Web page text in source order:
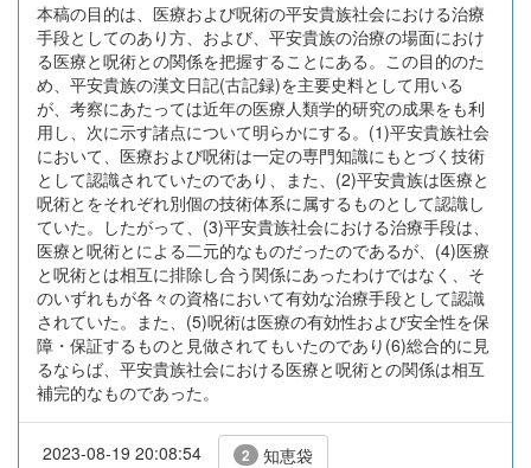
本稿の目的は、医療および呪術の平安貴族社会における治療
手段としてのあり方、および、平安貴族の治療の場面におけ
る医療と呪術との関係を把握することにある。この目的のた
め、平安貴族の漢文日記(古記録)を主要史料として用いる
が、考察にあたっては近年の医療人類学的研究の成果をも利
用し、次に示す諸点について明らかにする。(1)平安貴族社会
において、医療および呪術は一定の専門知識にもとづく技術
として認識されていたのであり、また、(2)平安貴族は医療と
呪術とをそれぞれ別個の技術体系に属するものとして認識し
ていた。したがって、(3)平安貴族社会における治療手段は、
医療と呪術とによる二元的なものだったのであるが、(4)医療
と呪術とは相互に排除し合う関係にあったわけではなく、そ
のいずれもが各々の資格において有効な治療手段として認識
されていた。また、(5)呪術は医療の有効性および安全性を保
障・保証するものと見做されてもいたのであり(6)総合的に見
るならば、平安貴族社会における医療と呪術との関係は相互
補完的なものであった。
2023-08-19 20:08:54 2 知恵袋